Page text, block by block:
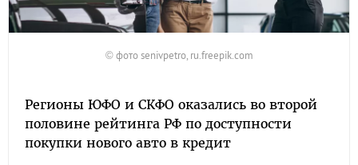
© фото senivpetro, ru.freepik.com
Регионы ЮФО и СКФО оказались во второй
половине рейтинга РФ по доступности
покупки нового авто в кредит